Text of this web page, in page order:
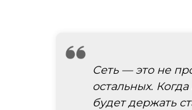
Сеть — это не
остальных.
будет держать